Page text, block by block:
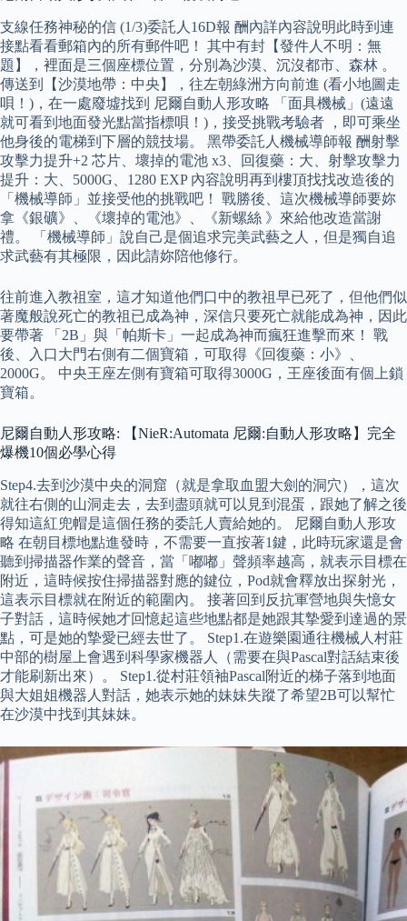
支線任務神秘的信 (1/3)委託人16D報 酬內詳內容說明此時到連
接點看看郵箱內的所有郵件吧！ 其中有封【發件人不明：無
題】，裡面是三個座標位置，分別為沙漠、沉沒都市、森林 。
傳送到【沙漠地帶：中央】，往左朝綠洲方向前進 (看小地圖走
唄！)，在一處廢墟找到 尼爾自動人形攻略 「面具機械」(遠遠
就可看到地面發光點當指標唄！)，接受挑戰考驗者 ，即可乘坐
他身後的電梯到下層的競技場。 黑帶委託人機械導師報 酬射擊
攻擊力提升+2 芯片、壞掉的電池 x3、回復藥：大、射擊攻擊力
提升：大、5000G、1280 EXP 內容說明再到樓頂找找改造後的
「機械導師」並接受他的挑戰吧！ 戰勝後、這次機械導師要妳
拿《銀礦》、《壞掉的電池》、《新螺絲 》來給他改造當謝
禮。 「機械導師」說自己是個追求完美武藝之人，但是獨自追
求武藝有其極限，因此請妳陪他修行。
往前進入教祖室，這才知道他們口中的教祖早已死了，但他們似
著魔般說死亡的教祖已成為神，深信只要死亡就能成為神，因此
要帶著 「2B」與「帕斯卡」一起成為神而瘋狂進擊而來！ 戰
後、入口大門右側有二個寶箱，可取得《回復藥：小》、
2000G。 中央王座左側有寶箱可取得3000G，王座後面有個上鎖
寶箱。
尼爾自動人形攻略: 【NieR:Automata 尼爾:自動人形攻略】完全
爆機10個必學心得
Step4.去到沙漠中央的洞窟（就是拿取血盟大劍的洞穴），這次
就往右側的山洞走去，去到盡頭就可以見到混蛋，跟她了解之後
得知這紅兜帽是這個任務的委託人賣給她的。 尼爾自動人形攻
略 在朝目標地點進發時，不需要一直按著1鍵，此時玩家還是會
聽到掃描器作業的聲音，當「嘟嘟」聲頻率越高，就表示目標在
附近，這時候按住掃描器對應的鍵位，Pod就會釋放出探射光，
這表示目標就在附近的範圍內。 接著回到反抗軍營地與失憶女
子對話，這時候她才回憶起這些地點都是她跟其摯愛到達過的景
點，可是她的摯愛已經去世了。 Step1.在遊樂園通往機械人村莊
中部的樹屋上會遇到科學家機器人（需要在與Pascal對話結束後
才能刷新出來）。 Step1.從村莊領袖Pascal附近的梯子落到地面
與大姐姐機器人對話，她表示她的妹妹失蹤了希望2B可以幫忙
在沙漠中找到其妹妹。